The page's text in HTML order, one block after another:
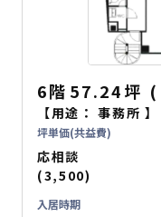
6階 57.24坪 (
【用途：事務所 】
坪単価(共益費)
応相談
(3,500)
入居時期